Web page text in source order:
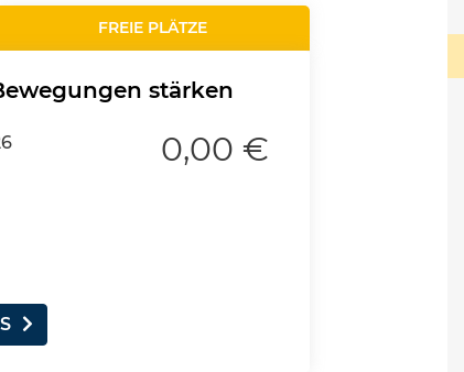
FREIE PLÄTZE
stärken
0,00 €